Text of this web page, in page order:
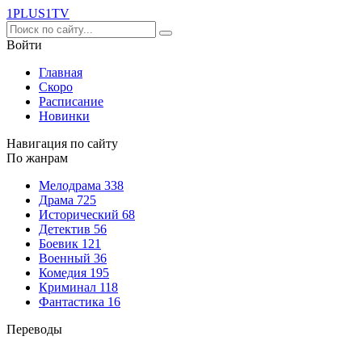
1PLUS1TV
Войти
Главная
Скоро
Расписание
Новинки
Навигация по сайту
По жанрам
Мелодрама 338
Драма 725
Исторический 68
Детектив 56
Боевик 121
Военный 36
Комедия 195
Криминал 118
Фантастика 16
Переводы